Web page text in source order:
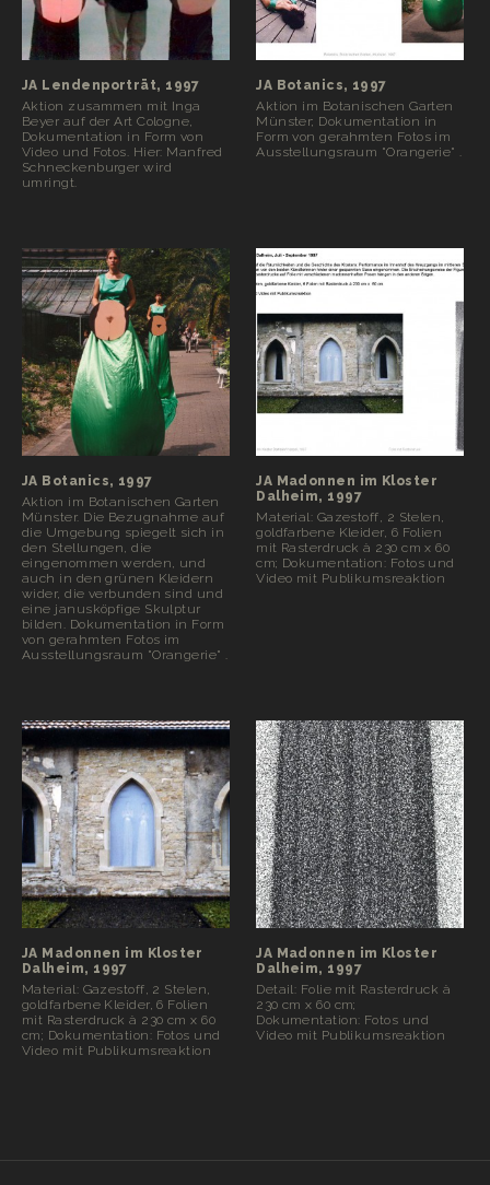
JA Lendenporträt, 1997
Aktion zusammen mit Inga
Beyer auf der Art Cologne,
Dokumentation in Form von
Video und Fotos. Hier: Manfred
Schneckenburger wird
umringt.
JA Botanics, 1997
Aktion im Botanischen Garten
Münster; Dokumentation in
Form von gerahmten Fotos im
Ausstellungsraum "Orangerie" .
JA Botanics, 1997
Aktion im Botanischen Garten
Münster. Die Bezugnahme auf
die Umgebung spiegelt sich in
den Stellungen, die
eingenommen werden, und
auch in den grünen Kleidern
wider, die verbunden sind und
eine janusköpfige Skulptur
bilden. Dokumentation in Form
von gerahmten Fotos im
Ausstellungsraum "Orangerie" .
JA Madonnen im Kloster
Dalheim, 1997
Material: Gazestoff, 2 Stelen,
goldfarbene Kleider, 6 Folien
mit Rasterdruck à 230 cm x 60
cm; Dokumentation: Fotos und
Video mit Publikumsreaktion
JA Madonnen im Kloster
Dalheim, 1997
Material: Gazestoff, 2 Stelen,
goldfarbene Kleider, 6 Folien
mit Rasterdruck à 230 cm x 60
cm; Dokumentation: Fotos und
Video mit Publikumsreaktion
JA Madonnen im Kloster
Dalheim, 1997
Detail: Folie mit Rasterdruck à
230 cm x 60 cm;
Dokumentation: Fotos und
Video mit Publikumsreaktion